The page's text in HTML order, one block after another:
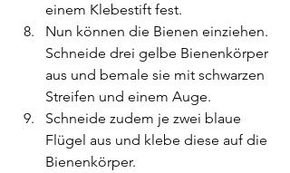
einem Klebestift fest.
Nun können die Bienen einziehen.
Schneide drei gelbe Bienenkörper
aus und bemale sie mit schwarzen
Streifen und einem Auge.
Schneide zudem je zwei blaue
Flügel aus und klebe diese auf die
Bienenkörper.